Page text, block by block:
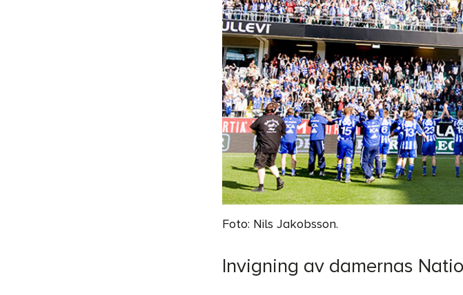
Foto: Nils Jakobsson.
Invigning av damernas